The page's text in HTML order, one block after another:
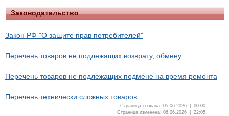
Законодательство
Закон РФ "О защите прав потребителей"
Перечень товаров не подлежащих возврату, обмену
Перечень товаров не подлежащих подмене на время ремонта
Перечень технически сложных товаров
Страница создана: 05.06.2026 | 00:00
Страница изменена: 06.06.2026 | 22:05